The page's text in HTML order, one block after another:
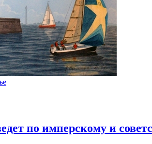
по имперскому и